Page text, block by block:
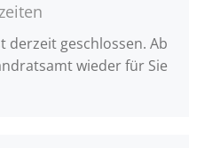
derzeit geschlossen. Ab
wieder für Sie